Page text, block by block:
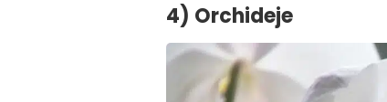
4) Orchideje